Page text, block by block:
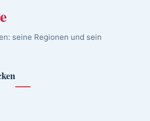
seine Regionen und sein